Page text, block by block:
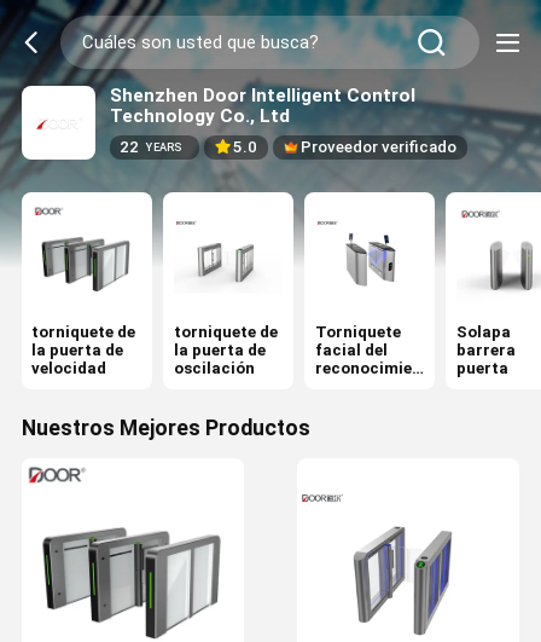
Shenzhen Door Intelligent Control
Technology Co., Ltd
22 YEARS 5.0 Proveedor verificado
torniquete de
la puerta de
velocidad
torniquete de
la puerta de
oscilación
Torniquete
facial del
reconocimien
Solapa
barrera
puerta
Nuestros Mejores Productos